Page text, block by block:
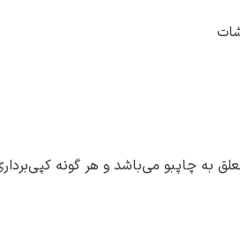
چاپبو می‌باشد و هر گونه